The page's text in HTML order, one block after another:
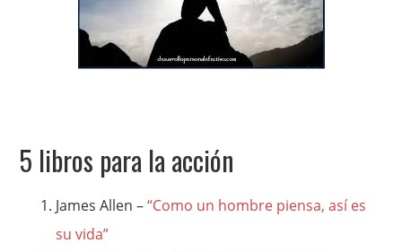
5 libros para la acción
James Allen –“Como un hombre piensa, así es
su vida”